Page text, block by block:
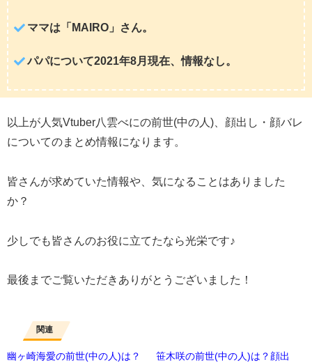
ママは「MAIRO」さん。
パパについて2021年8月現在、情報なし。
以上が人気Vtuber八雲べにの前世(中の人)、顔出し・顔バレ
についてのまとめ情報になります。
皆さんが求めていた情報や、気になることはありました
か？
少しでも皆さんのお役に立てたなら光栄です♪
最後までご覧いただきありがとうございました！
関連
幽ヶ崎海愛の前世(中の人)は？
笹木咲の前世(中の人)は？顔出